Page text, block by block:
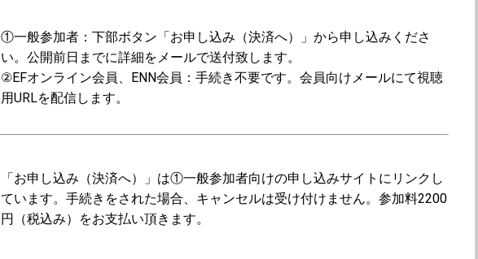
①一般参加者：下部ボタン「お申し込み（決済へ）」から申し込みくださ
い。公開前日までに詳細をメールで送付致します。
②EFオンライン会員、ENN会員：手続き不要です。会員向けメールにて視聴
用URLを配信します。
「お申し込み（決済へ）」は①一般参加者向けの申し込みサイトにリンクし
ています。手続きをされた場合、キャンセルは受け付けません。参加料2200
円（税込み）をお支払い頂きます。